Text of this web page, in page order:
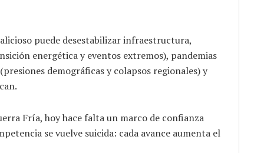
puede desestabilizar infraestructura,
energética y eventos extremos), pandemias
demográficas y colapsos regionales) y
Fría, hoy hace falta un marco de confianza
se vuelve suicida: cada avance aumenta el